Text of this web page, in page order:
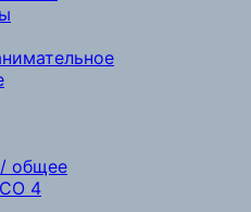
общее
4